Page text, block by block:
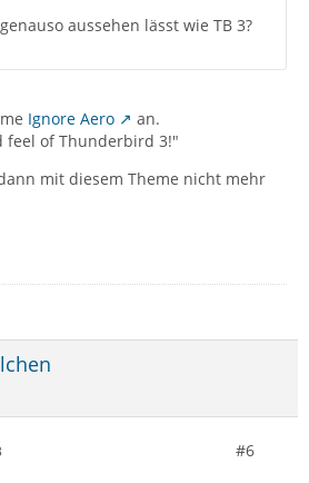
aussehen lässt wie TB 3?
Ignore Aero
an.
feel of Thunderbird 3!"
mit diesem Theme nicht mehr
#6